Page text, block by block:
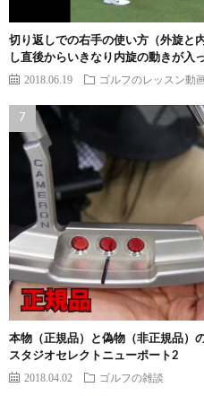
切り返しでの右手の使い方（外旋と
し直後からいきなり内旋の動きが入
2018.06.19 ゴルフのレッスン動
本物（正規品）と偽物（非正規品）
スタジオセレクトニューポート2
2018.04.02 ゴルフの雑談